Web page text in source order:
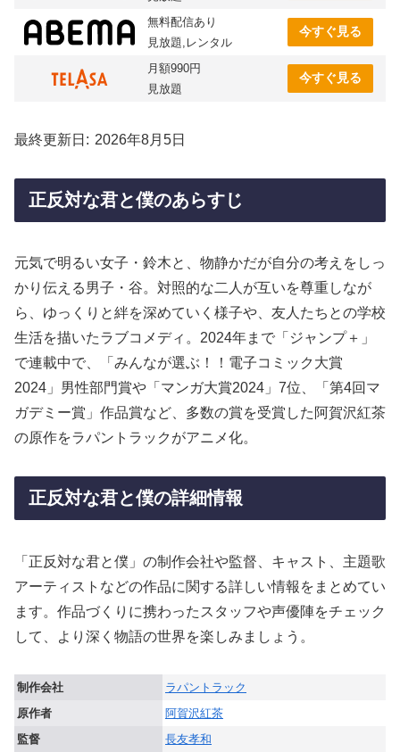
無料配信あり
見放題,レンタル
今すぐ見る
月額990円
見放題
今すぐ見る
最終更新日 2026年8月5日
正反対な君と僕のあらすじ
元気で明るい女子・鈴木と、物静かだが自分の考えをしっ
かり伝える男子・谷。対照的な二人が互いを尊重しなが
ら、ゆっくりと絆を深めていく様子や、友人たちとの学校
生活を描いたラブコメディ。2024年まで「ジャンプ＋」
で連載中で、「みんなが選ぶ！！電子コミック大賞
2024」男性部門賞や「マンガ大賞2024」7位、「第4回マ
ガデミー賞」作品賞など、多数の賞を受賞した阿賀沢紅茶
の原作をラパントラックがアニメ化。
正反対な君と僕の詳細情報
「正反対な君と僕」の制作会社や監督、キャスト、主題歌
アーティストなどの作品に関する詳しい情報をまとめてい
ます。作品づくりに携わったスタッフや声優陣をチェック
して、より深く物語の世界を楽しみましょう。
制作会社
ラパントラック
原作者
阿賀沢紅茶
監督
長友孝和